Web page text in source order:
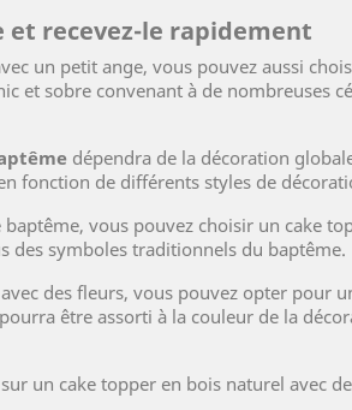
recevez-le rapidement
un petit ange, vous pouvez aussi
et sobre convenant à de nombreuses
dépendra de la décoration
fonction de différents styles de
vous pouvez choisir un cake
des symboles traditionnels du baptême.
des fleurs, vous pouvez opter pour
être assorti à la couleur de la
un cake topper en bois naturel avec